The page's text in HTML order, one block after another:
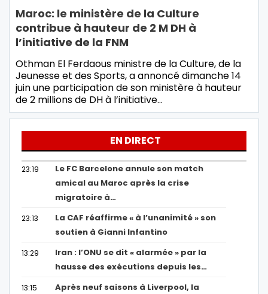
Maroc: le ministère de la Culture
contribue à hauteur de 2 M DH à
l’initiative de la FNM
Othman El Ferdaous ministre de la Culture, de la
Jeunesse et des Sports, a annoncé dimanche 14
juin une participation de son ministère à hauteur
de 2 millions de DH à l’initiative…
EN DIRECT
23:19
Le FC Barcelone annule son match
amical au Maroc après la crise
migratoire à…
23:13
La CAF réaffirme « à l’unanimité » son
soutien à Gianni Infantino
13:29
Iran : l’ONU se dit « alarmée » par la
hausse des exécutions depuis les…
13:15
Après neuf saisons à Liverpool, la